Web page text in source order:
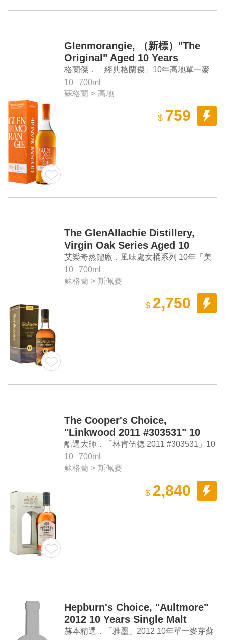
Glenmorangie, （新標）"The
Original" Aged 10 Years
Highland Single Malt Scotch
Whisky
格蘭傑．「經典格蘭傑」10年高地單一麥
芽蘇格蘭威士忌
10
700ml
蘇格蘭 > 高地
$ 759
The GlenAllachie Distillery,
Virgin Oak Series Aged 10
Years "Chinquapin Oak Finish"
Speyside Single Malt Scotch
Whisky
艾樂奇蒸餾廠．風味處女桶系列 10年「美
國黃橡木桶」單一麥芽蘇格蘭威士忌
10
700ml
蘇格蘭 > 斯佩賽
$ 2,750
The Cooper's Choice,
"Linkwood 2011 #303531" 10
Years Refilled Sherry Cask
Single Malt Scotch Whisky
酷選大師．「林肯伍德 2011 #303531」10
年 雪莉桶 單一麥芽威士忌
10
700ml
蘇格蘭 > 斯佩賽
$ 2,840
Hepburn's Choice, "Aultmore"
2012 10 Years Single Malt
Scotch Whisky
赫本精選．「雅墨」2012 10年單一麥芽蘇